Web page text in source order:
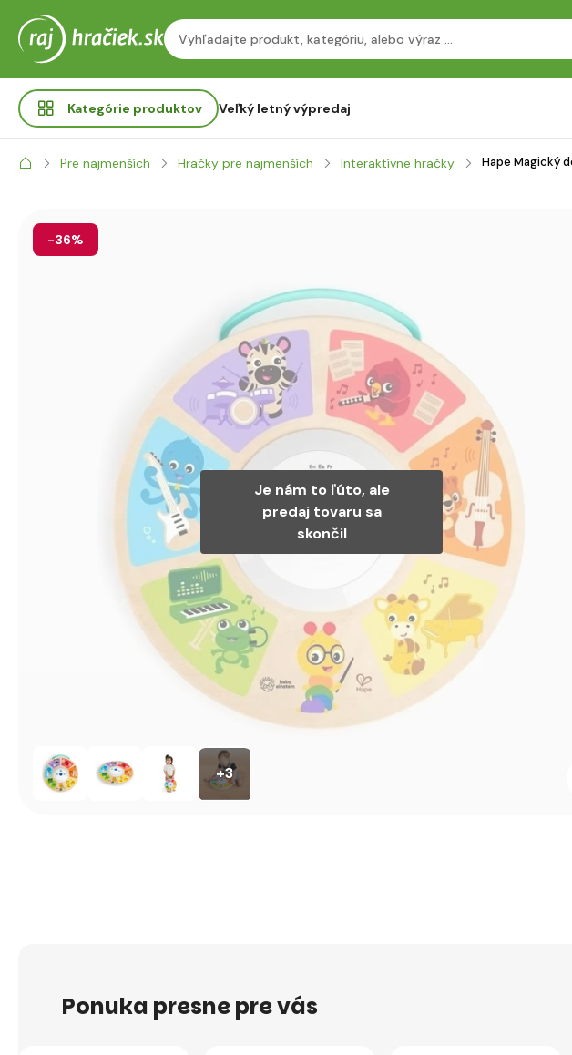
Kategórie produktov Veľký letný výpredaj
Pre najmenších Hračky pre najmenších Interaktívne hračky Hape Magický
-36%
+3
Je nám to ľúto, ale
predaj tovaru sa
skončil
Ponuka presne pre vás